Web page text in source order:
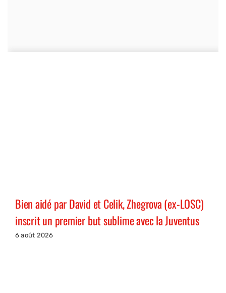
Bien aidé par David et Celik, Zhegrova (ex-LOSC)
inscrit un premier but sublime avec la Juventus
6 août 2026